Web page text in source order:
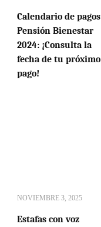
Calendario de pagos
Pensión Bienestar
2024: ¡Consulta la
fecha de tu próximo
pago!
NOVIEMBRE 3, 2025
Estafas con voz